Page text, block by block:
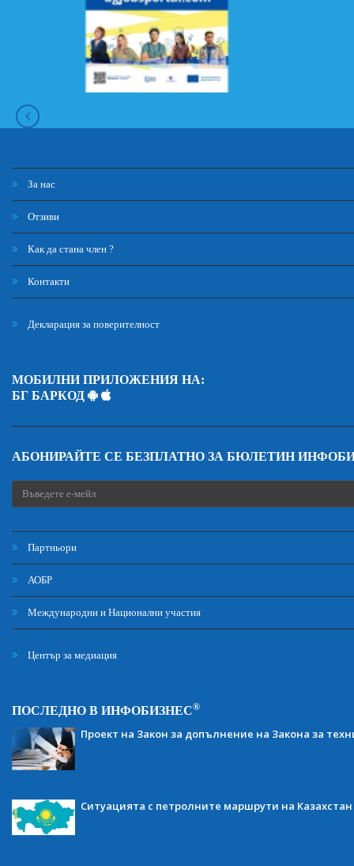
За нас
Отзиви
Как да стана член ?
Контакти
Декларация за поверителност
МОБИЛНИ ПРИЛОЖЕНИЯ НА:
БГ БАРКОД
АБОНИРАЙТЕ СЕ БЕЗПЛАТНО ЗА БЮЛЕТИН
Партньори
АОБР
Международни и Национални участия
Център за медиация
ПОСЛЕДНО В ИНФОБИЗНЕС®
Проект на Закон за допълнение на Закона за
Ситуацията с петролните маршрути на Казахстан